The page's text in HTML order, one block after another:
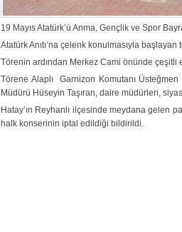
19 Mayıs Atatürk’ü Anma, Gençlik ve Spor
Atatürk Anıtı’na çelenk konulmasıyla
Törenin ardından Merkez Cami önünde çeşitli
Törene Alaplı Garnizon Komutanı
Müdürü Hüseyin Taşıran, daire müdürleri,
Hatay’ın Reyhanlı ilçesinde meydana gelen
halk konserinin iptal edildiği bildirildi.